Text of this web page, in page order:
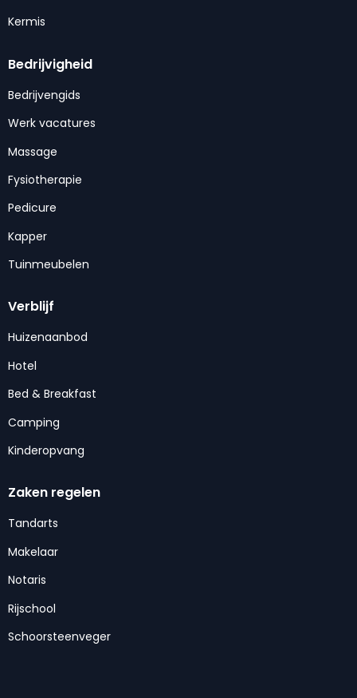
Kermis
Bedrijvigheid
Bedrijvengids
Werk vacatures
Massage
Fysiotherapie
Pedicure
Kapper
Tuinmeubelen
Verblijf
Huizenaanbod
Hotel
Bed & Breakfast
Camping
Kinderopvang
Zaken regelen
Tandarts
Makelaar
Notaris
Rijschool
Schoorsteenveger